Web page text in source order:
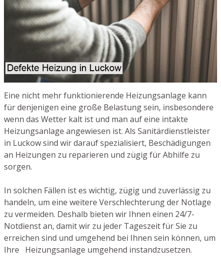
Eine nicht mehr funktionierende Heizungsanlage kann
für denjenigen eine große Belastung sein, insbesondere
wenn das Wetter kalt ist und man auf eine intakte
Heizungsanlage angewiesen ist. Als Sanitärdienstleister
in Luckow sind wir darauf spezialisiert, Beschädigungen
an Heizungen zu reparieren und zügig für Abhilfe zu
sorgen.
In solchen Fällen ist es wichtig, zügig und zuverlässig zu
handeln, um eine weitere Verschlechterung der Notlage
zu vermeiden. Deshalb bieten wir Ihnen einen 24/7-
Notdienst an, damit wir zu jeder Tageszeit für Sie zu
erreichen sind und umgehend bei Ihnen sein können, um
Ihre Heizungsanlage umgehend instandzusetzen.